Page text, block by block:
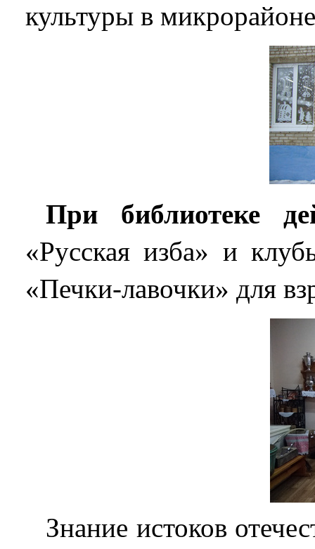
культуры в
При библиотеке
«Русская изба» и
«Печки-лавочки» для
Знание истоков